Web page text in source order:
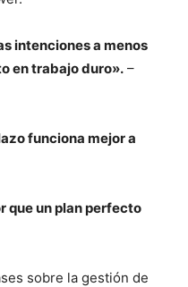
intenciones a menos
en trabajo duro». –
funciona mejor a
que un plan perfecto
sobre la gestión de